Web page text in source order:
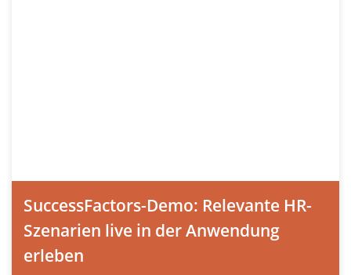
SuccessFactors-Demo: Relevante HR-
Szenarien live in der Anwendung
erleben